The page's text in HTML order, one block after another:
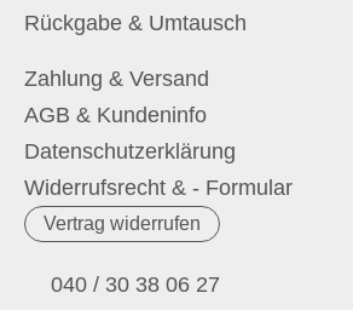
Rückgabe & Umtausch
Zahlung & Versand
AGB & Kundeninfo
Datenschutzerklärung
Widerrufsrecht & - Formular
Vertrag widerrufen
040 / 30 38 06 27